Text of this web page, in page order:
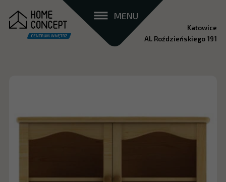
MENU
Katowice
Al. Roździeńskiego 191